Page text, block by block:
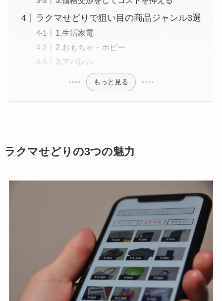
ラクマせどりで狙い目の商品ジャンル3選
1.生活家電
2.おもちゃ・ホビー
3.アパレル
もっと見る
ラクマせどりの3つの魅力